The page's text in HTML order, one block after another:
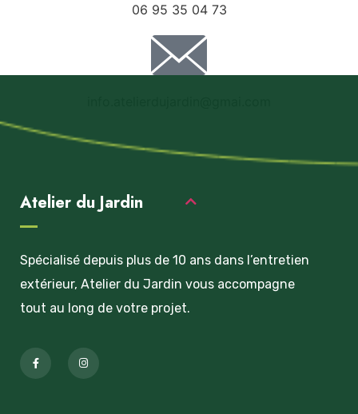
06 95 35 04 73
Atelier du Jardin
Spécialisé depuis plus de 10 ans dans l’entretien
extérieur, Atelier du Jardin vous accompagne
tout au long de votre projet.